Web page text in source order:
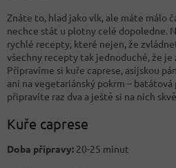
Znáte to, hlad jako vlk, ale máte málo
nechce stát u plotny celé dopoledne.
rychlé recepty, které nejen, že
všechny recepty tak jednoduché, že je
Připravíme si kuře caprese, asijskou
ani na vegetariánský pokrm –
připravíte raz dva a ještě si na nich
Kuře caprese
Doba přípravy: 20-25 minut